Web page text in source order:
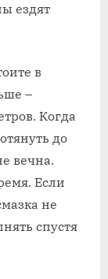
ездят
в
–
Когда
до
вечна.
Если
не
спустя